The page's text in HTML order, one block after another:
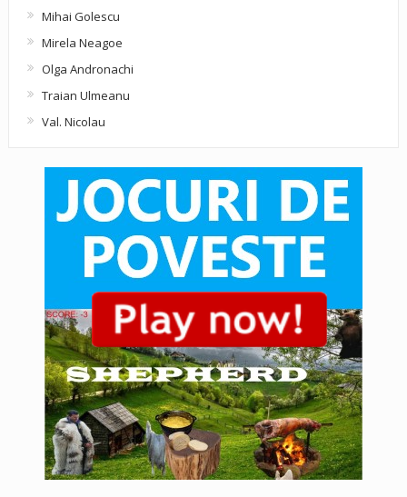
Mihai Golescu
Mirela Neagoe
Olga Andronachi
Traian Ulmeanu
Val. Nicolau